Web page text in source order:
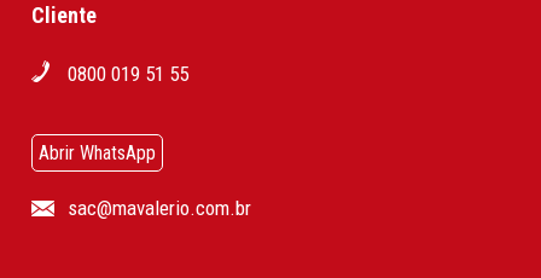
Cliente
0800 019 51 55
Abrir WhatsApp
sac@mavalerio.com.br